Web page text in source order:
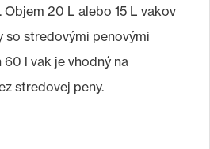
20 L alebo 15 L vakov
so stredovými penovými
l vak je vhodný na
stredovej peny.